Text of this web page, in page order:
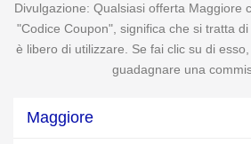
Divulgazione: Qualsiasi offerta Maggiore
"Codice Coupon", significa che si tratta
è libero di utilizzare. Se fai clic su di
guadagnare una
Maggiore